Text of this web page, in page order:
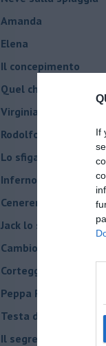
If
Amanda
Elena
Il concepimento
Quel che sembra è
Virginia Wolf
Rodolfo Valentino
Lo sfigato
Inferno o paradiso ?
Cenerentola
Jack lo
Cambio
Corteggiatori moderni
Peppa Pig
Testa di moro: mai
Il segreto di Pulcinella